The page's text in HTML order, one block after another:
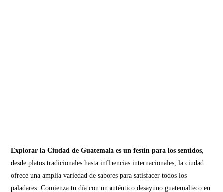
Explorar la Ciudad de Guatemala es un festín para los sentidos,
desde platos tradicionales hasta influencias internacionales, la ciudad
ofrece una amplia variedad de sabores para satisfacer todos los
paladares. Comienza tu día con un auténtico desayuno guatemalteco en